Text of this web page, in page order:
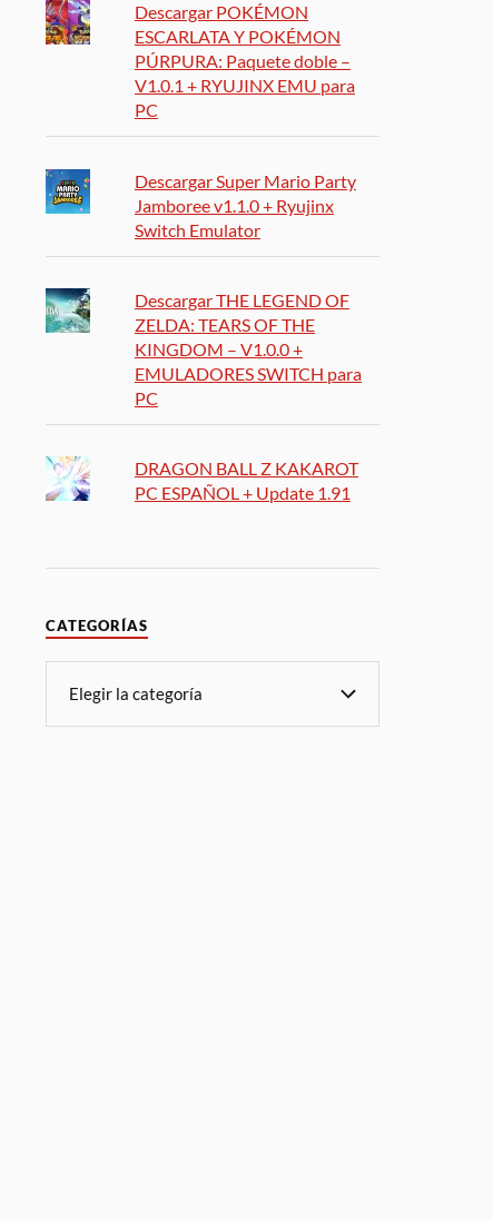
Descargar POKÉMON
ESCARLATA Y POKÉMON
PÚRPURA: Paquete doble –
V1.0.1 + RYUJINX EMU para
PC
Descargar Super Mario Party
Jamboree v1.1.0 + Ryujinx
Switch Emulator
Descargar THE LEGEND OF
ZELDA: TEARS OF THE
KINGDOM – V1.0.0 +
EMULADORES SWITCH para
PC
DRAGON BALL Z KAKAROT
PC ESPAÑOL + Update 1.91
CATEGORÍAS